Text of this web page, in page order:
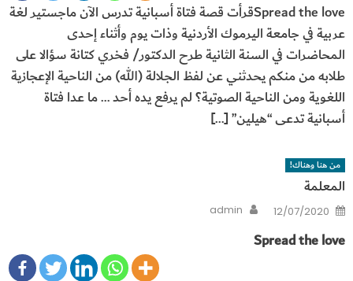
Spread the loveقرأت قصة فتاة أسبانية تدرس الآن ماجستير لغة
عربية في جامعة اليرموك الأردنية وذات يوم وأثناء إحدى
المحاضرات في السنة الثانية طرح الدكتور/ فخري كتانة سؤالا على
طلابه من منكم يحدثني عن لفظ الجلالة (الله) من الناحية الإعجازية
اللغوية ومن الناحية الصوتية؟ لم يرفع يده أحد … ما عدا فتاة
أسبانية تدعى “هيلين” […]
من هنا وهناك!
المعلمة
Posted
on
12/07/2020
Author
admin
Spread the love